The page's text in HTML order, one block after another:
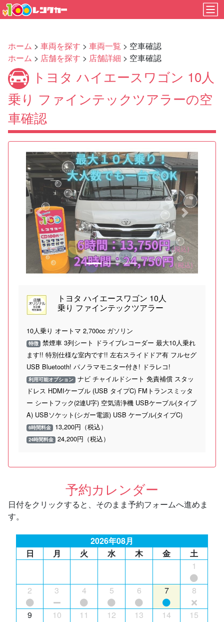
ホーム > 車両を探す > 車両一覧 > 空車確認
ホーム > 店舗を探す > 店舗詳細 > 空車確認
トヨタ ハイエースワゴン 10人
乗り ファインテックツアラーの空
車確認
Previous Next
トヨタ ハイエースワゴン 10人
乗り ファインテックツアラー
10人乗り オートマ 2,700cc ガソリン
特徴 禁煙車 3列シート ドライブレコーダー 最大10人乗れ
ます!! 特別仕様な室内です!! 左右スライドドア有 フルセグ
USB Bluetooth! パノラマモニター付き! ドラレコ!
利用可能オプション ナビ チャイルドシート 免責補償 スタッ
ドレス HDMIケーブル (USB タイプC) FMトランスミッタ
ー シートフック(2連U字) 空気清浄機 USBケーブル(タイプ
A) USBソケット(シガー電源) USB ケーブル(タイプC)
6時間料金 13,200円（税込）
24時間料金 24,200円（税込）
予約カレンダー
日付をクリックすると、そのまま予約フォームへ進めま
す。
2026年08月
日
月 火 水 木 金
土
1
2 3 4 5 6 7 8
9 10 11 12 13 14 15